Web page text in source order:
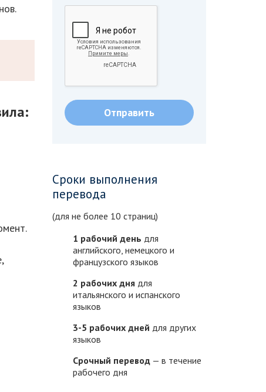
Сроки выполнения
перевода
(для не более 10 страниц)
1 рабочий день для
английского, немецкого и
французского языков
2 рабочих днядля
итальянского и испанского
языков
3-5 рабочих дней для других
языков
Срочный перевод— в течение
рабочего дня